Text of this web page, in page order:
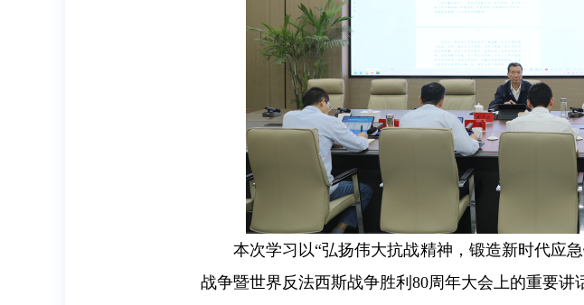
本次学习以“弘扬伟大抗战精神，锻造新时代应
战争暨世界反法西斯战争胜利80周年大会上的重要